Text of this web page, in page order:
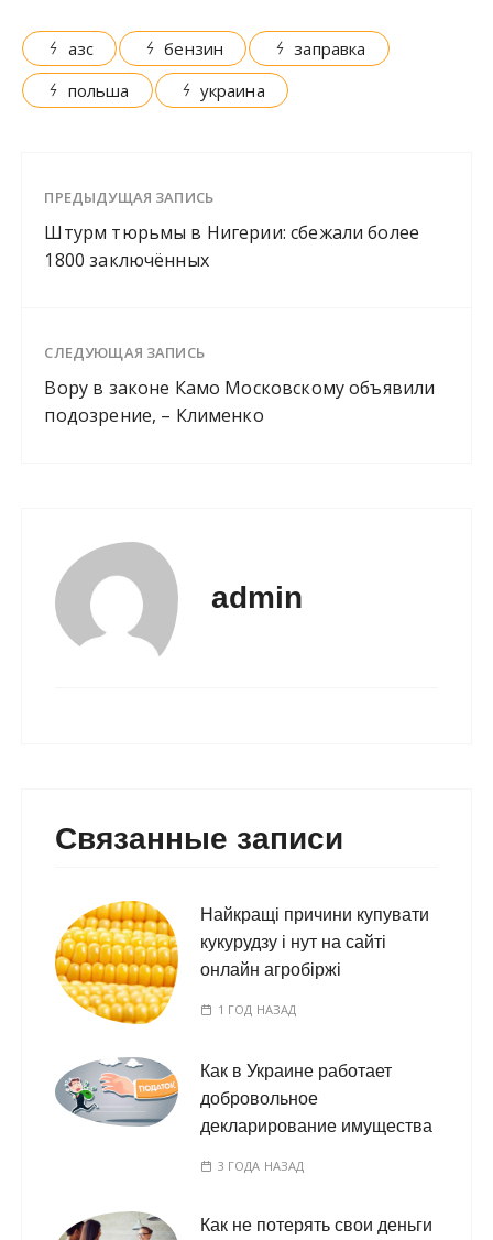
азс бензин
заправка
польша
украина
ПРЕДЫДУЩАЯ ЗАПИСЬ
Штурм тюрьмы в Нигерии: сбежали более
1800 заключённых
СЛЕДУЮЩАЯ ЗАПИСЬ
Вору в законе Камо Московскому объявили
подозрение, – Клименко
admin
Связанные записи
Найкращі причини купувати
кукурудзу і нут на сайті
онлайн агробіржі
1 ГОД НАЗАД
Как в Украине работает
добровольное
декларирование имущества
3 ГОДА НАЗАД
Как не потерять свои деньги